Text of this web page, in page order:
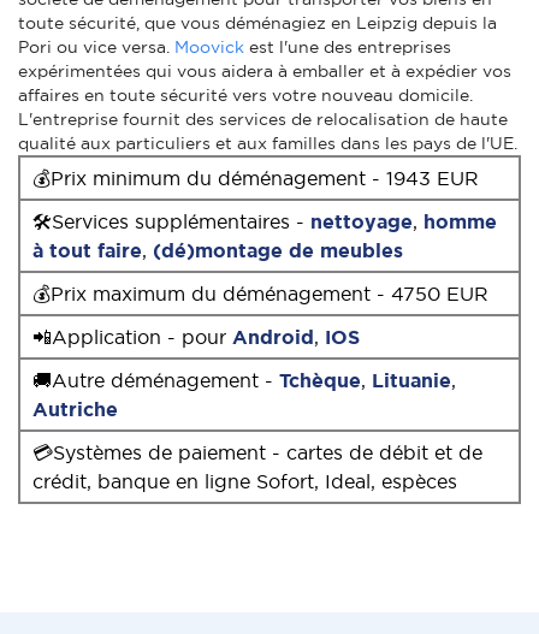
toute sécurité, que vous déménagiez en Leipzig depuis la
Pori ou vice versa. Moovick est l'une des entreprises
expérimentées qui vous aidera à emballer et à expédier vos
affaires en toute sécurité vers votre nouveau domicile.
L'entreprise fournit des services de relocalisation de haute
qualité aux particuliers et aux familles dans les pays de l'UE.
💰Prix minimum du déménagement - 1943 EUR
🛠Services supplémentaires - nettoyage, homme
à tout faire, (dé)montage de meubles
💰Prix maximum du déménagement - 4750 EUR
📲Application - pour Android, IOS
🚚Autre déménagement - Tchèque, Lituanie,
Autriche
💳Systèmes de paiement - cartes de débit et de
crédit, banque en ligne Sofort, Ideal, espèces